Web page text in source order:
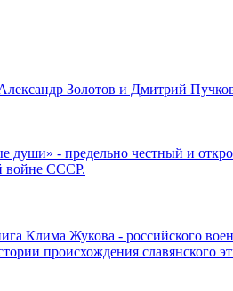
Золотов и Дмитрий Пучков
души» - предельно честный и
войне СССР.
Клима Жукова - российского
происхождения славянского